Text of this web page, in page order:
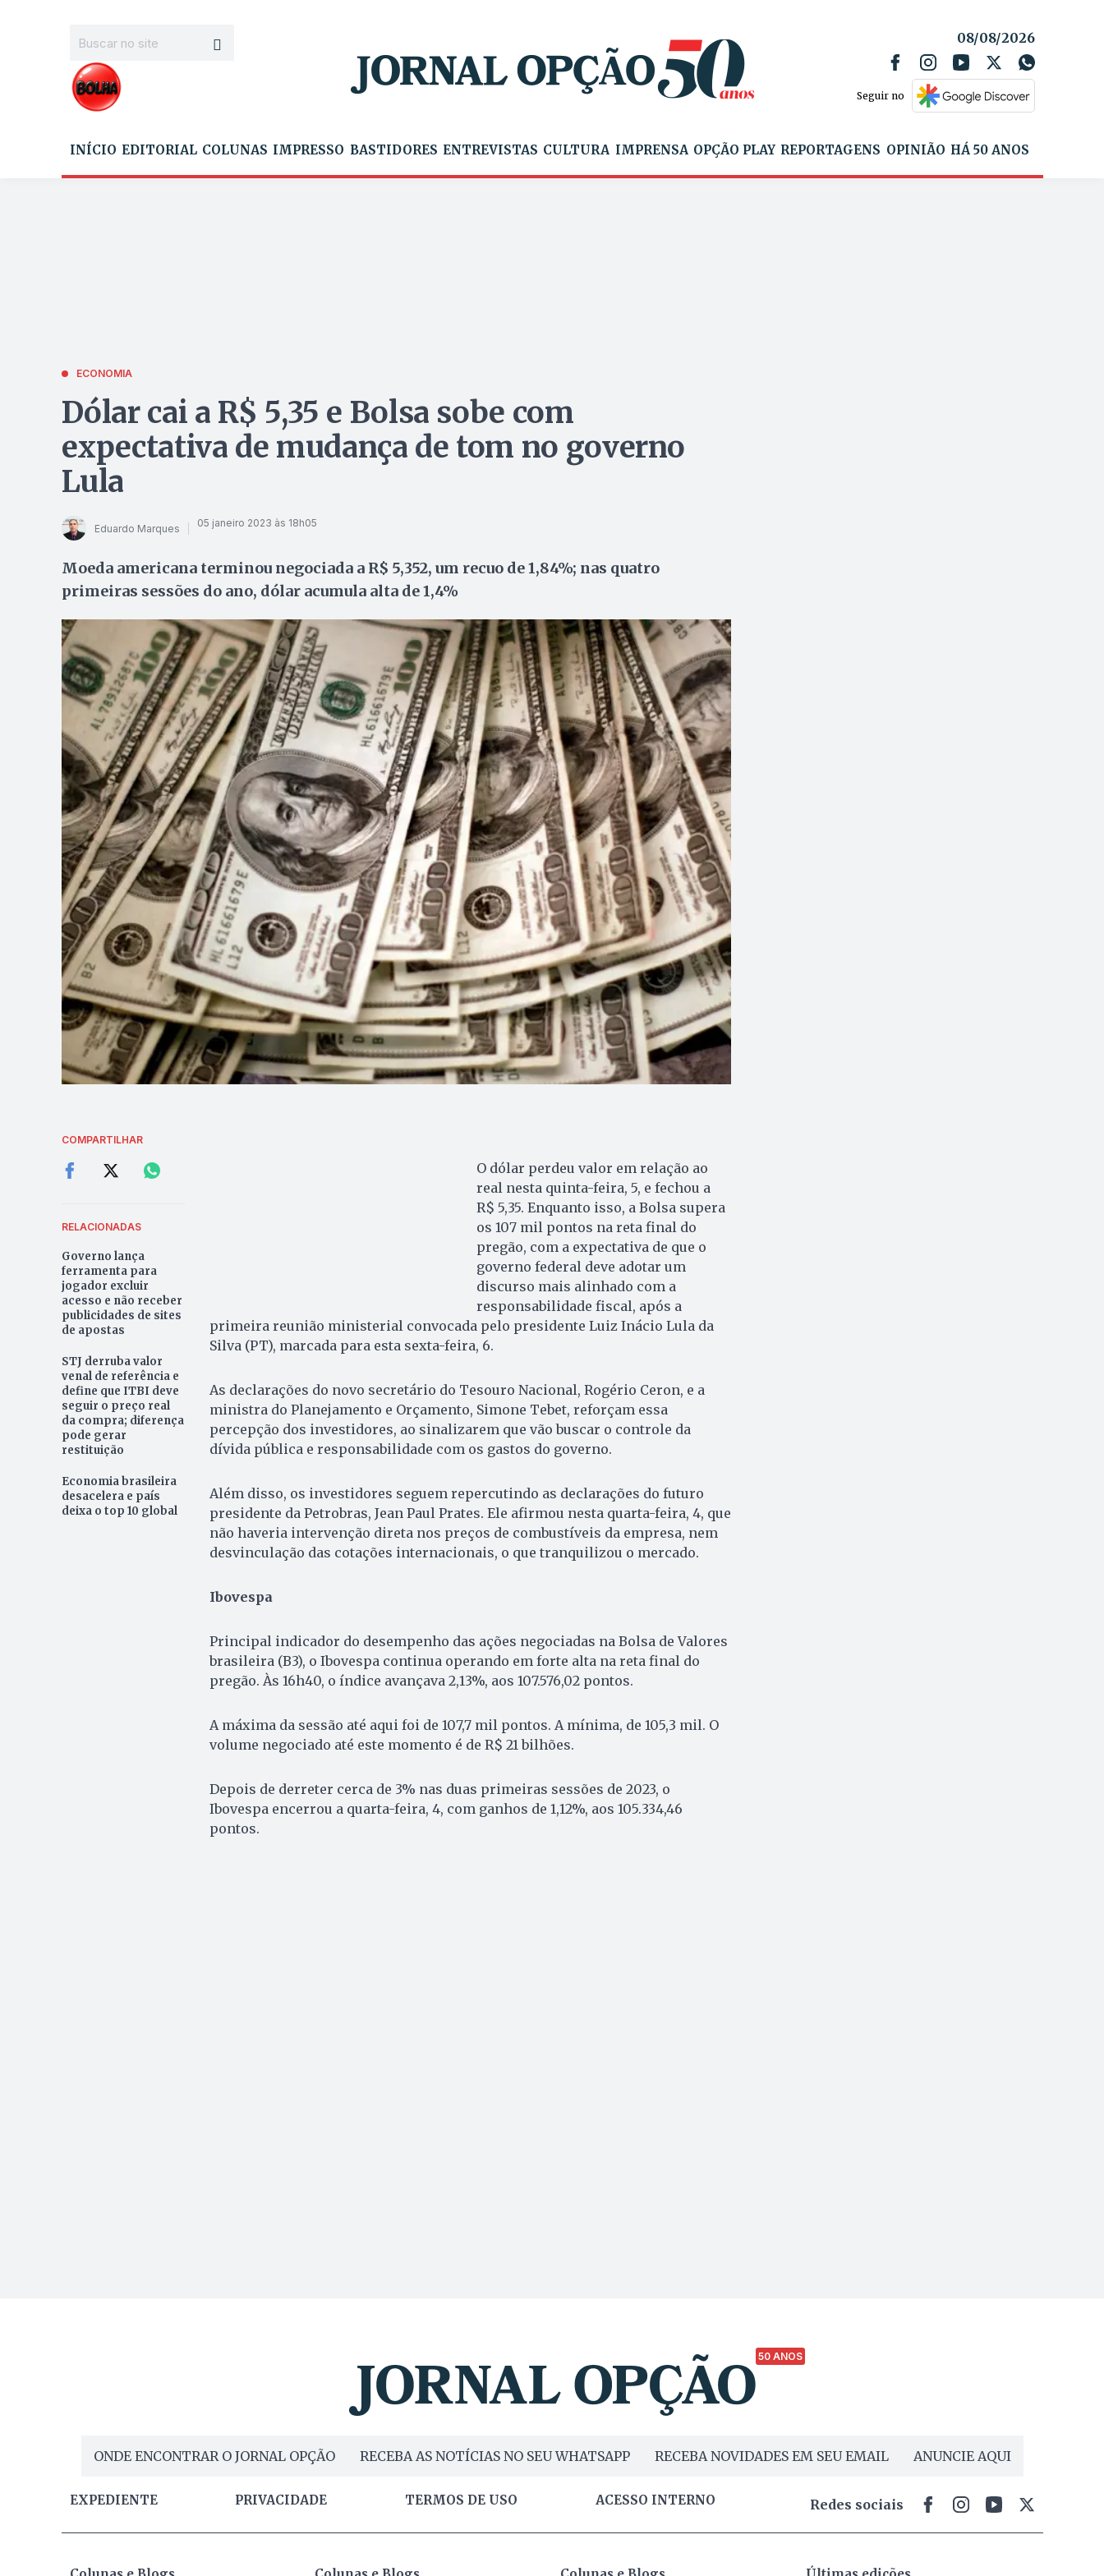
08/08/2026
Seguir no
INÍCIO EDITORIAL COLUNAS IMPRESSO BASTIDORES ENTREVISTAS CULTURA IMPRENSA OPÇÃO PLAY REPORTAGENS OPINIÃO HÁ 50 ANOS
ECONOMIA
Dólar cai a R$ 5,35 e Bolsa sobe com
expectativa de mudança de tom no governo
Lula
Eduardo Marques 05 janeiro 2023 às 18h05
Moeda americana terminou negociada a R$ 5,352, um recuo de 1,84%; nas quatro
primeiras sessões do ano, dólar acumula alta de 1,4%
COMPARTILHAR
RELACIONADAS
Governo lança
ferramenta para
jogador excluir
acesso e não receber
publicidades de sites
de apostas
STJ derruba valor
venal de referência e
define que ITBI deve
seguir o preço real
da compra; diferença
pode gerar
restituição
Economia brasileira
desacelera e país
deixa o top 10 global
O dólar perdeu valor em relação ao
real nesta quinta-feira, 5, e fechou a
R$ 5,35. Enquanto isso, a Bolsa supera
os 107 mil pontos na reta final do
pregão, com a expectativa de que o
governo federal deve adotar um
discurso mais alinhado com a
responsabilidade fiscal, após a
primeira reunião ministerial convocada pelo presidente Luiz Inácio Lula da
Silva (PT), marcada para esta sexta-feira, 6.
As declarações do novo secretário do Tesouro Nacional, Rogério Ceron, e a
ministra do Planejamento e Orçamento, Simone Tebet, reforçam essa
percepção dos investidores, ao sinalizarem que vão buscar o controle da
dívida pública e responsabilidade com os gastos do governo.
Além disso, os investidores seguem repercutindo as declarações do futuro
presidente da Petrobras, Jean Paul Prates. Ele afirmou nesta quarta-feira, 4, que
não haveria intervenção direta nos preços de combustíveis da empresa, nem
desvinculação das cotações internacionais, o que tranquilizou o mercado.
Ibovespa
Principal indicador do desempenho das ações negociadas na Bolsa de Valores
brasileira (B3), o Ibovespa continua operando em forte alta na reta final do
pregão. Às 16h40, o índice avançava 2,13%, aos 107.576,02 pontos.
A máxima da sessão até aqui foi de 107,7 mil pontos. A mínima, de 105,3 mil. O
volume negociado até este momento é de R$ 21 bilhões.
Depois de derreter cerca de 3% nas duas primeiras sessões de 2023, o
Ibovespa encerrou a quarta-feira, 4, com ganhos de 1,12%, aos 105.334,46
pontos.
50 ANOS
ONDE ENCONTRAR O JORNAL OPÇÃO RECEBA AS NOTÍCIAS NO SEU WHATSAPP RECEBA NOVIDADES EM SEU EMAIL ANUNCIE AQUI
EXPEDIENTE PRIVACIDADE TERMOS DE USO ACESSO INTERNO Redes sociais